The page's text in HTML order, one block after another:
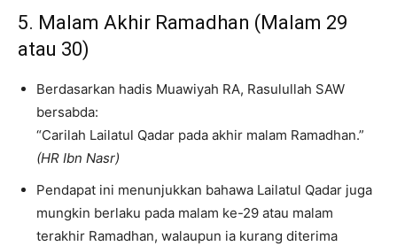
5. Malam Akhir Ramadhan (Malam 29
atau 30)
Berdasarkan hadis Muawiyah RA, Rasulullah SAW
bersabda:
“Carilah Lailatul Qadar pada akhir malam Ramadhan.”
(HR Ibn Nasr)
Pendapat ini menunjukkan bahawa Lailatul Qadar juga
mungkin berlaku pada malam ke-29 atau malam
terakhir Ramadhan, walaupun ia kurang diterima